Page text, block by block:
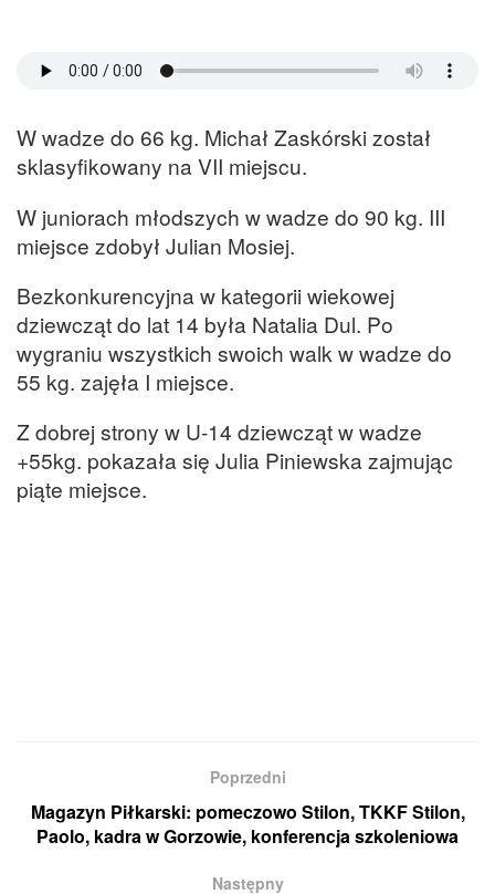
W wadze do 66 kg. Michał Zaskórski został
sklasyfikowany na VII miejscu.
W juniorach młodszych w wadze do 90 kg. III
miejsce zdobył Julian Mosiej.
Bezkonkurencyjna w kategorii wiekowej
dziewcząt do lat 14 była Natalia Dul. Po
wygraniu wszystkich swoich walk w wadze do
55 kg. zajęła I miejsce.
Z dobrej strony w U-14 dziewcząt w wadze
+55kg. pokazała się Julia Piniewska zajmując
piąte miejsce.
Poprzedni
Magazyn Piłkarski: pomeczowo Stilon, TKKF Stilon,
Paolo, kadra w Gorzowie, konferencja szkoleniowa
Następny